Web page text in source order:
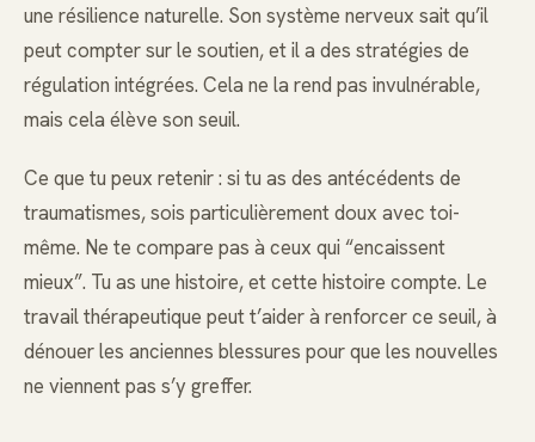
une résilience naturelle. Son système nerveux sait qu’il
peut compter sur le soutien, et il a des stratégies de
régulation intégrées. Cela ne la rend pas invulnérable,
mais cela élève son seuil.
Ce que tu peux retenir : si tu as des antécédents de
traumatismes, sois particulièrement doux avec toi-
même. Ne te compare pas à ceux qui “encaissent
mieux”. Tu as une histoire, et cette histoire compte. Le
travail thérapeutique peut t’aider à renforcer ce seuil, à
dénouer les anciennes blessures pour que les nouvelles
ne viennent pas s’y greffer.